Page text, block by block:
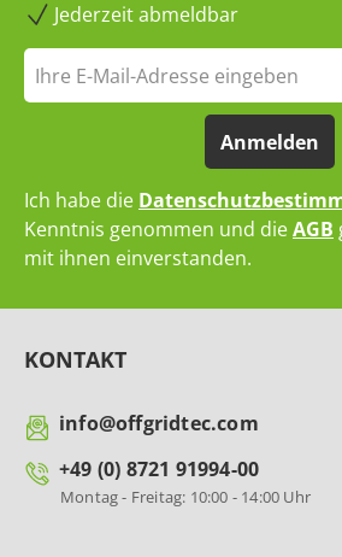
Jederzeit abmeldbar
Anmelden
Ich habe die
Kenntnis genommen und dieAGB
mit ihnen einverstanden.
KONTAKT
info@offgridtec.com
+49 (0) 8721 91994-00
Montag - Freitag: 10:00 - 14:00 Uhr